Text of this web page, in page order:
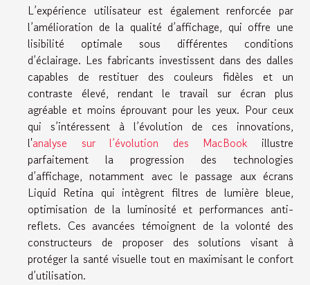
L’expérience utilisateur est également renforcée par
l’amélioration de la qualité d’affichage, qui offre une
lisibilité optimale sous différentes conditions
d’éclairage. Les fabricants investissent dans des dalles
capables de restituer des couleurs fidèles et un
contraste élevé, rendant le travail sur écran plus
agréable et moins éprouvant pour les yeux. Pour ceux
qui s’intéressent à l’évolution de ces innovations,
l'analyse sur l’évolution des MacBookillustre
parfaitement la progression des technologies
d’affichage, notamment avec le passage aux écrans
Liquid Retina qui intègrent filtres de lumière bleue,
optimisation de la luminosité et performances anti-
reflets. Ces avancées témoignent de la volonté des
constructeurs de proposer des solutions visant à
protéger la santé visuelle tout en maximisant le confort
d’utilisation.